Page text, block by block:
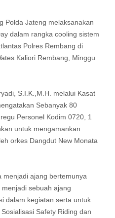
Polda Jateng melaksanakan
dalam rangka cooling sistem
Polres Rembang di
Kaliori Rembang, Minggu
S.I.K.,M.H. melalui Kasat
Sebanyak 80
Personel Kodim 0720, 1
untuk mengamankan
orkes Dangdut New Monata
menjadi ajang bertemunya
sebuah ajang
dalam kegiatan serta untuk
Safety Riding dan